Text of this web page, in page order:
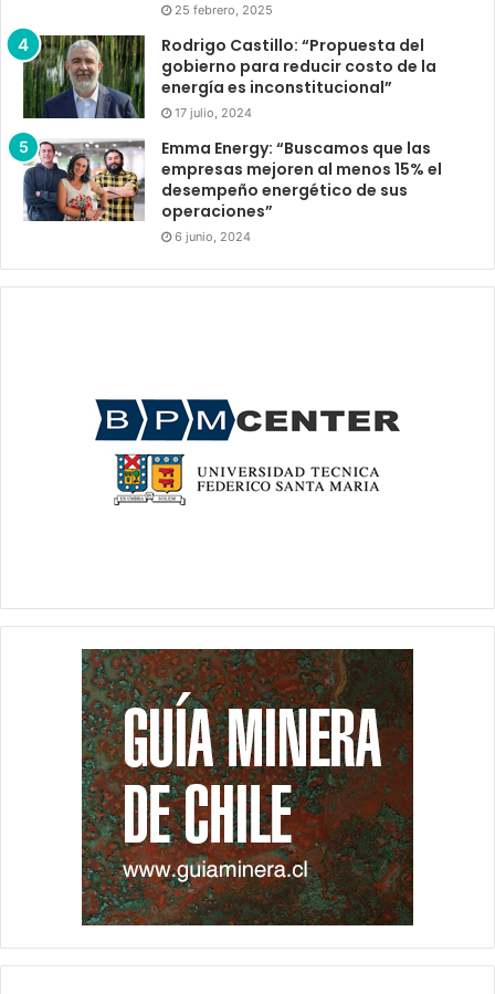
25 febrero, 2025
Rodrigo Castillo: “Propuesta del
gobierno para reducir costo de la
energía es inconstitucional”
17 julio, 2024
Emma Energy: “Buscamos que las
empresas mejoren al menos 15% el
desempeño energético de sus
operaciones”
6 junio, 2024